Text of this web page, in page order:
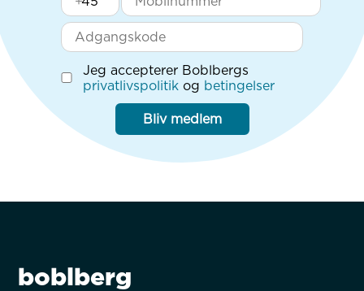
Jeg accepterer Boblbergs
privatlivspolitik og betingelser
Bliv medlem
boblberg